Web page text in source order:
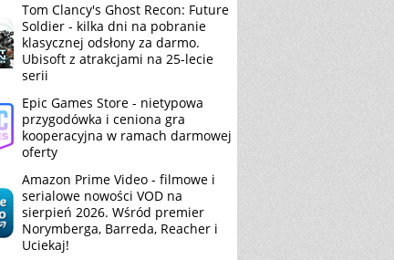
Tom Clancy's Ghost Recon: Future
Soldier - kilka dni na pobranie
klasycznej odsłony za darmo.
Ubisoft z atrakcjami na 25-lecie
serii
Epic Games Store - nietypowa
przygodówka i ceniona gra
kooperacyjna w ramach darmowej
oferty
Amazon Prime Video - filmowe i
serialowe nowości VOD na
sierpień 2026. Wśród premier
Norymberga, Barreda, Reacher i
Uciekaj!